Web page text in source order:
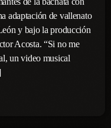
adaptación de vallenato
y bajo la producción
Acosta. “Si no me
un video musical